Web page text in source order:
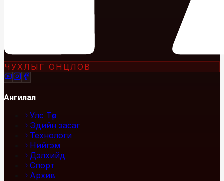
ЧУХЛЫГ ОНЦЛОВ
Ангилал
Улс Төр
Эдийн засаг
Технологи
Нийгэм
Дэлхийд
Спорт
Архив